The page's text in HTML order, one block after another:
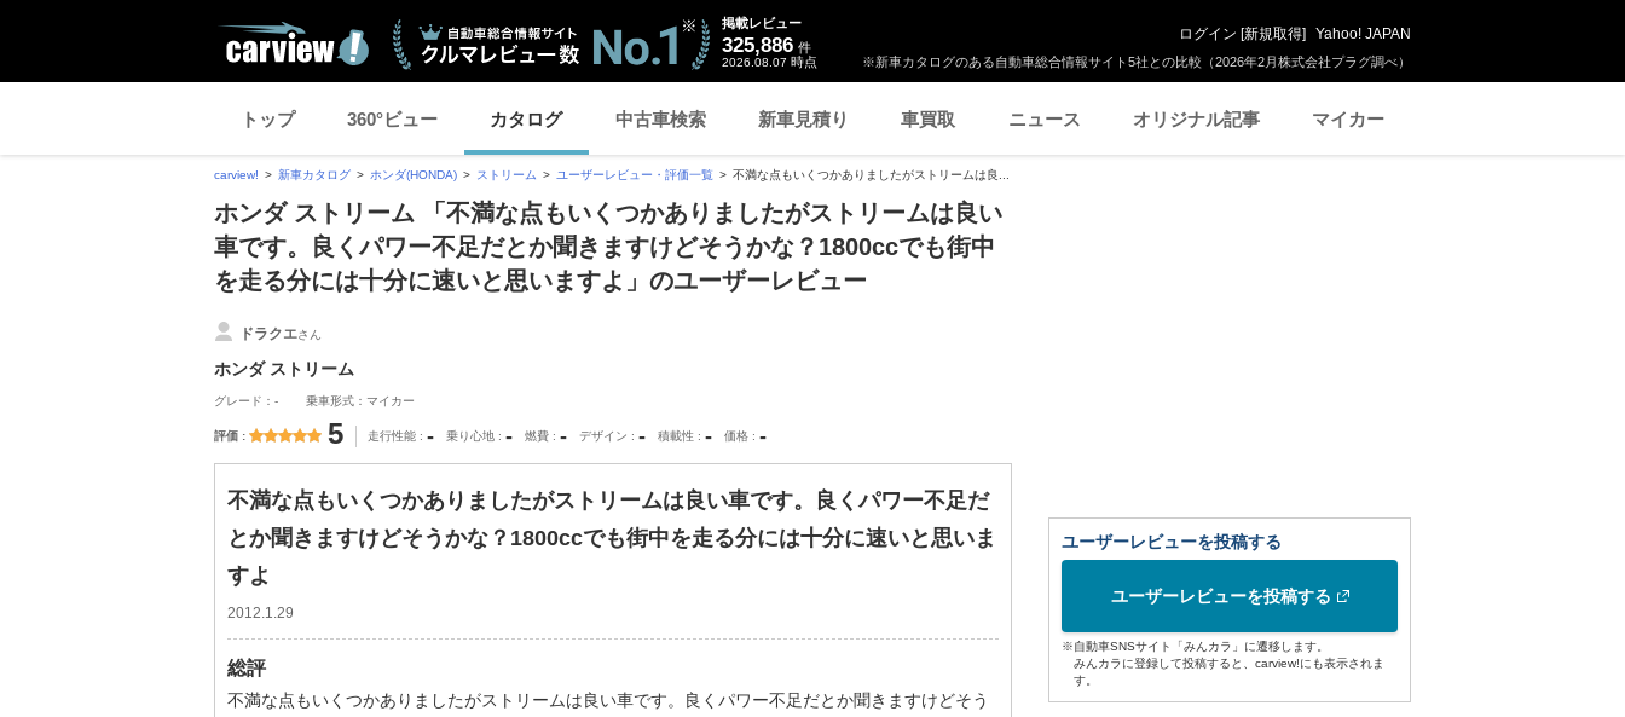
※新車カタログのある自動車総合情報サイト5社との比較（2026年2月株式会社プラグ調べ）
掲載レビュー
325,886 件
2026.08.07 時点
ログイン [新規取得] Yahoo! JAPAN
トップ 360°ビュー カタログ 中古車検索 新車見積り 車買取 ニュース オリジナル記事 マイカー
carview! 新車カタログ ホンダ(HONDA) ストリーム ユーザーレビュー・評価一覧 不満な点もいくつかありましたがストリームは良...
ホンダ ストリーム 「不満な点もいくつかありましたがストリームは良い
車です。良くパワー不足だとか聞きますけどそうかな？1800ccでも街中
を走る分には十分に速いと思いますよ」のユーザーレビュー
ドラクエさん
ホンダ ストリーム
グレード：- 乗車形式：マイカー
評価 5 走行性能 - 乗り心地 - 燃費 - デザイン - 積載性 - 価格 -
不満な点もいくつかありましたがストリームは良い車です。良くパワー不足だ
とか聞きますけどそうかな？1800ccでも街中を走る分には十分に速いと思いま
すよ
2012.1.29
総評
不満な点もいくつかありましたがストリームは良い車です。良くパワー不足だとか聞きますけどそう
ユーザーレビューを投稿する
ユーザーレビューを投稿する
※自動車SNSサイト「みんカラ」に遷移します。
みんカラに登録して投稿すると、carview!にも表示されま
す。